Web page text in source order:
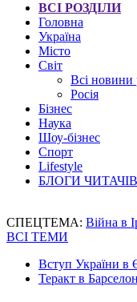
ВСІ РОЗДІЛИ
Головна
Україна
Місто
Світ
Всі новини
Росія
Бізнес
Наука
Шоу-бізнес
Спорт
Lifestyle
БЛОГИ ЧИТАЧІВ
СПЕЦТЕМА: Війна в
ВСІ ТЕМИ
Вступ України в
Теракт в